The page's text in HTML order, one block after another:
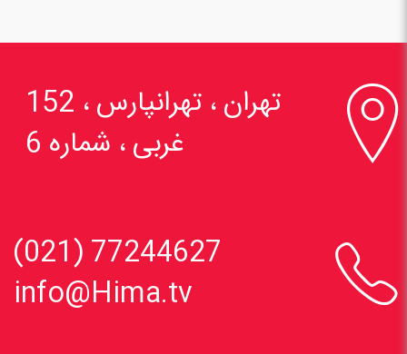

تهران ، تهرانپارس ، 152
غربی ، شماره 6

77244627 (021)
info@Hima.tv